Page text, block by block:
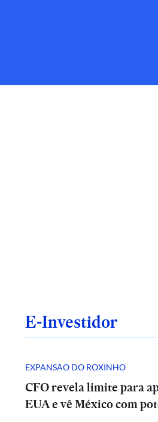
E-Investidor
EXPANSÃO DO ROXINHO
CFO revela limite para
EUA e vê México com